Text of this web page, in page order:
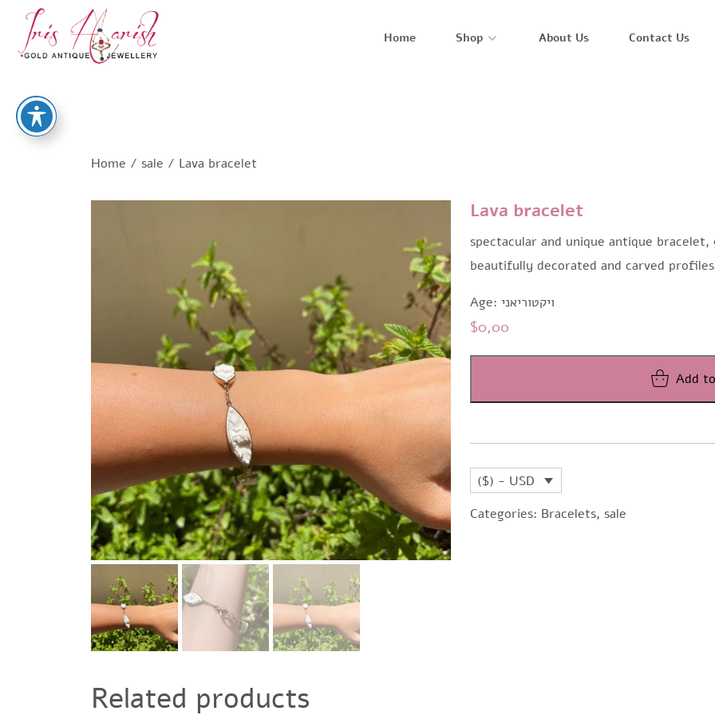
Home Shop About Us Contact Us
Home / sale / Lava bracelet
Lava bracelet
spectacular and unique antique
beautifully decorated and carved
Age: ויקטוריאני
$0,00
Add
($) - USD
Categories: Bracelets, sale
Related products